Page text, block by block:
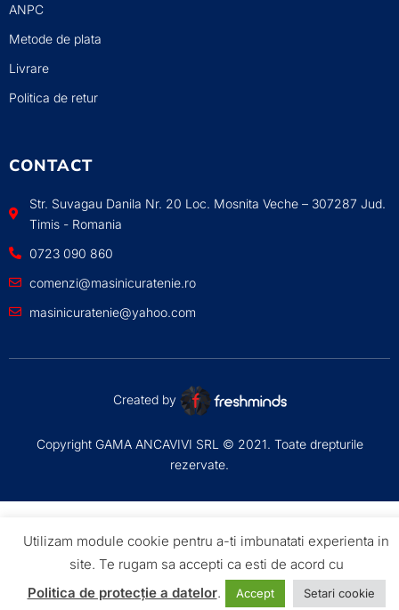
ANPC
Metode de plata
Livrare
Politica de retur
CONTACT
Str. Suvagau Danila Nr. 20 Loc. Mosnita Veche – 307287 Jud.
Timis - Romania
0723 090 860
comenzi@masinicuratenie.ro
masinicuratenie@yahoo.com
Created by
Copyright GAMA ANCAVIVI SRL © 2021. Toate drepturile
rezervate.
Utilizam module cookie pentru a-ti imbunatati experienta in
site. Te rugam sa accepti ca esti de acord cu
Politica de protecție a datelor. Accept Setari cookie